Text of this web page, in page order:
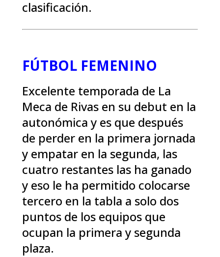
clasificación.
FÚTBOL FEMENINO
Excelente temporada de La
Meca de Rivas en su debut en la
autonómica y es que después
de perder en la primera jornada
y empatar en la segunda, las
cuatro restantes las ha ganado
y eso le ha permitido colocarse
tercero en la tabla a solo dos
puntos de los equipos que
ocupan la primera y segunda
plaza.